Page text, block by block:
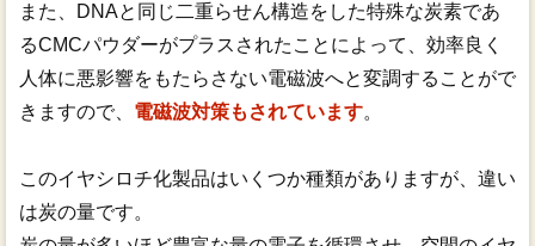
また、DNAと同じ二重らせん構造をした特殊な炭素であ
るCMCパウダーがプラスされたことによって、効率良く
人体に悪影響をもたらさない電磁波へと変調することがで
きますので、 電磁波対策もされています。
このイヤシロチ化製品はいくつか種類がありますが、違い
は炭の量です。